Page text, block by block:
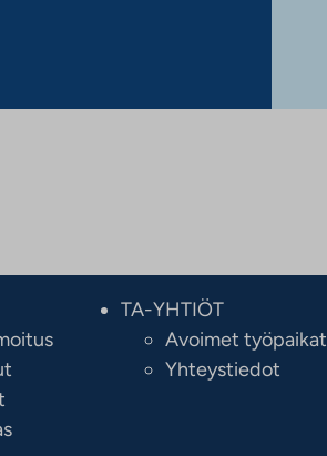
TA-YHTIÖT
Avoimet työpaikat
Yhteystiedot